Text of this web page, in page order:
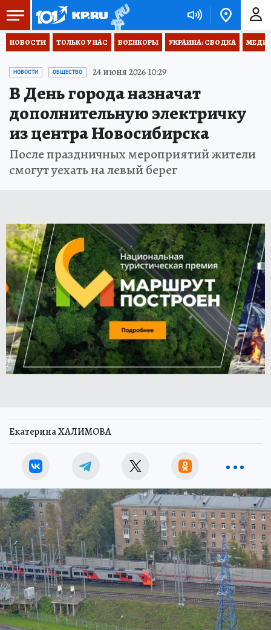
НОВОСТИ ТОЛЬКО У НАС ВОЕНКОРЫ УКРАИНА: СВОДКА
НОВОСТИ ОБЩЕСТВО 24 июня 2026 10:29
В День города назначат
дополнительную электричку
из центра Новосибирска
После праздничных мероприятий жители
смогут уехать на левый берег
Екатерина ХАЛИМОВА